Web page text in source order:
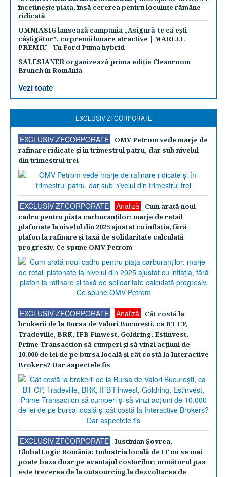
încetinește piața, însă cererea pentru locuințe rămâne
ridicată
OMNIASIG lansează campania „Asigură-te că ești
câștigător”, cu premii lunare atractive | MARELE
PREMIU – Un Ford Puma hybrid
SALESIANER organizează prima ediție Cleanroom
Brunch în România
Vezi toate
EXCLUSIV ZFCORPORATE
EXCLUSIV ZFCORPORATE
OMV Petrom vede marje de
rafinare ridicate şi în trimestrul patru, dar sub nivelul
din trimestrul trei
EXCLUSIV ZFCORPORATE Analiză
Cum arată noul
cadru pentru piaţa carburanţilor: marje de retail
plafonate la nivelul din 2025 ajustat cu inflaţia, fără
plafon la rafinare şi taxă de solidaritate calculată
progresiv. Ce spune OMV Petrom
EXCLUSIV ZFCORPORATE Analiză
Cât costă la
brokerii de la Bursa de Valori Bucureşti, ca BT CP,
Tradeville, BRK, IFB Finwest, Goldring, Estinvest,
Prime Transaction să cumperi şi să vinzi acţiuni de
10.000 de lei de pe bursa locală şi cât costă la Interactive
Brokers? Dar aspectele fis
EXCLUSIV ZFCORPORATE
Iustinian Şovrea,
GlobalLogic România: Industria locală de IT nu se mai
poate baza doar pe avantajul costurilor; următorul pas
este trecerea de la outsourcing la dezvoltarea de